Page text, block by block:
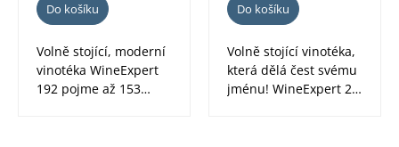
Do košíku
Volně stojící, moderní
vinotéka WineExpert
192 pojme až 153
Do košíku
Volně stojící vinotéka,
která dělá čest svému
jménu! WineExpert 24